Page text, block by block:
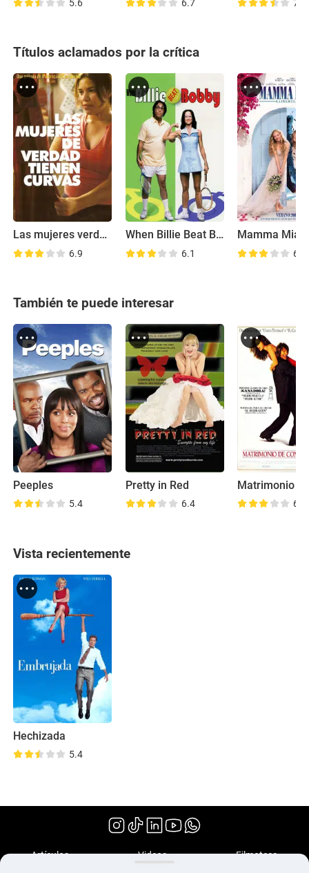
5.6 6.7 7.5
Títulos aclamados por la crítica
Las mujeres verdaderas tienen curvas
6.9
When Billie Beat Bobby
6.1
Mamma Mia!
6.8
También te puede interesar
Peeples
5.4
Pretty in Red
6.4 6.3
Vista recientemente
Hechizada
5.4
(2005)
Artículos Videos Filmoteca